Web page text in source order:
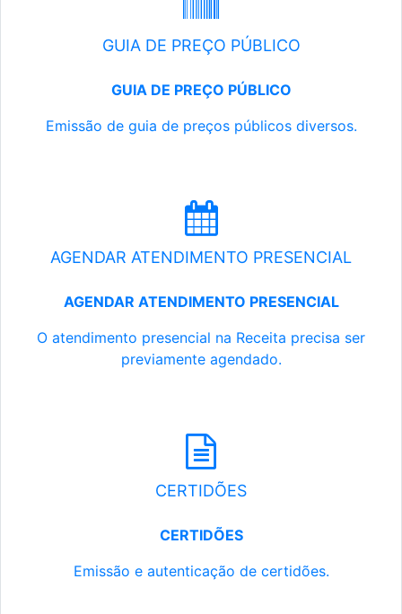
GUIA DE PREÇO PÚBLICO
GUIA DE PREÇO PÚBLICO
Emissão de guia de preços públicos diversos.
AGENDAR ATENDIMENTO PRESENCIAL
AGENDAR ATENDIMENTO PRESENCIAL
O atendimento presencial na Receita precisa ser
previamente agendado.
CERTIDÕES
CERTIDÕES
Emissão e autenticação de certidões.